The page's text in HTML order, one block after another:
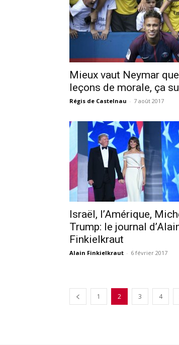
Mieux vaut Neymar
leçons de morale, ça
Régis de Castelnau - 7 août 2017
Israël, l’Amérique,
Trump: le journal
Finkielkraut
Alain Finkielkraut - 6 février 2017
1 2 3 4